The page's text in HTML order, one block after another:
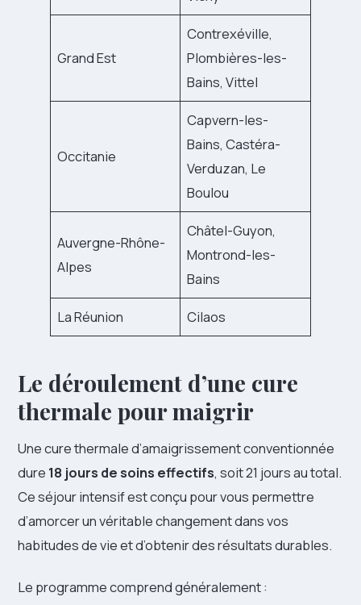
Grand Est
Contrexéville,
Plombières-les-
Bains, Vittel
Occitanie
Capvern-les-
Bains, Castéra-
Verduzan, Le
Boulou
Auvergne-Rhône-
Alpes
Châtel-Guyon,
Montrond-les-
Bains
La Réunion Cilaos
Le déroulement d’une cure
thermale pour maigrir
Une cure thermale d’amaigrissement conventionnée
dure 18 jours de soins effectifs, soit 21 jours au total.
Ce séjour intensif est conçu pour vous permettre
d’amorcer un véritable changement dans vos
habitudes de vie et d’obtenir des résultats durables.
Le programme comprend généralement :